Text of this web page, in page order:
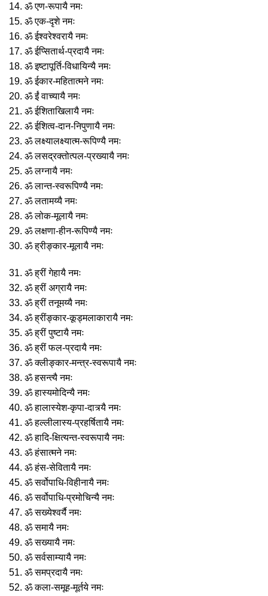
14. ॐ एण-रूपायै नमः
15. ॐ एक-दृशे नमः
16. ॐ ईश्वरेश्वरायै नमः
17. ॐ ईप्सितार्थ-प्रदायै नमः
18. ॐ इष्टापूर्ति-विधायिन्यै नमः
19. ॐ ईकार-महितात्मने नमः
20. ॐ ईं वाच्यायै नमः
21. ॐ ईशिताखिलायै नमः
22. ॐ ईशित्व-दान-निपुणायै नमः
23. ॐ लक्ष्यालक्ष्यात्म-रूपिण्यै नमः
24. ॐ लसद्रक्तोत्पल-प्रख्यायै नमः
25. ॐ लग्नायै नमः
26. ॐ लान्त-स्वरूपिण्यै नमः
27. ॐ लतामय्यै नमः
28. ॐ लोक-मूलायै नमः
29. ॐ लक्षणा-हीन-रूपिण्यै नमः
30. ॐ ह्रीङ्कार-मूलायै नमः
31. ॐ ह्रीं गेहायै नमः
32. ॐ ह्रीं अग्रायै नमः
33. ॐ ह्रीं तनूमय्यै नमः
34. ॐ ह्रींङ्कार-कूड्मलाकारायै नमः
35. ॐ ह्रीं पुष्टायै नमः
36. ॐ ह्रीं फल-प्रदायै नमः
37. ॐ क्लीङ्कार-मन्त्र-स्वरूपायै नमः
38. ॐ हसन्त्यै नमः
39. ॐ हास्यमोदिन्यै नमः
40. ॐ हालास्येश-कृपा-दात्र्यै नमः
41. ॐ हल्लीलास्य-प्रहर्षितायै नमः
42. ॐ हादि-क्षित्यन्त-स्वरूपायै नमः
43. ॐ हंसात्मने नमः
44. ॐ हंस-सेवितायै नमः
45. ॐ सर्वोपाधि-विहीनायै नमः
46. ॐ सर्वोपाधि-प्रमोचिन्यै नमः
47. ॐ सख्येश्वर्यै नमः
48. ॐ समायै नमः
49. ॐ सख्यायै नमः
50. ॐ सर्वसाम्यायै नमः
51. ॐ समप्रदायै नमः
52. ॐ कला-समूह-मूर्तये नमः